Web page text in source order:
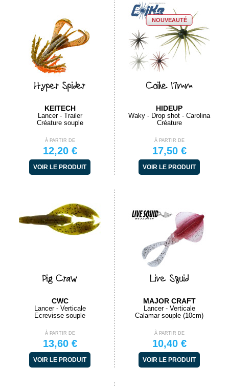
Hyper Spider
KEITECH
Lancer - Trailer
Créature souple
À PARTIR DE
12,20 €
VOIR LE PRODUIT
NOUVEAUTÉ
Coike 17mm
HIDEUP
Waky - Drop shot - Carolina
Créature
À PARTIR DE
17,50 €
VOIR LE PRODUIT
Pig Craw
CWC
Lancer - Verticale
Ecrevisse souple
À PARTIR DE
13,60 €
VOIR LE PRODUIT
Live Squid
MAJOR CRAFT
Lancer - Verticale
Calamar souple (10cm)
À PARTIR DE
10,40 €
VOIR LE PRODUIT